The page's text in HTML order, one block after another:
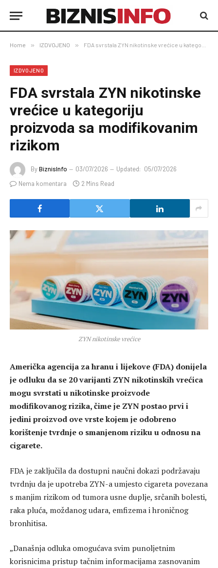
Home » IZDVOJENO » FDA svrstala ZYN nikotinske vrećice u kategoriju proizvoda sa modifikovanim rizikom
IZDVOJENO
FDA svrstala ZYN nikotinske
vrećice u kategoriju
proizvoda sa modifikovanim
rizikom
ByBiznisInfo 03/07/2026 Updated: 05/07/2026
Nema komentara
2 Mins Read
ZYN nikotinske vrećice
Američka agencija za hranu i lijekove (FDA) donijela
je odluku da se 20 varijanti ZYN nikotinskih vrećica
mogu svrstati u nikotinske proizvode
modifikovanog rizika, čime je ZYN postao prvi i
jedini proizvod ove vrste kojem je odobreno
korištenje tvrdnje o smanjenom riziku u odnosu na
cigarete.
FDA je zaključila da dostupni naučni dokazi podržavaju
tvrdnju da je upotreba ZYN-a umjesto cigareta povezana
s manjim rizikom od tumora usne duplje, srčanih bolesti,
raka pluća, moždanog udara, emfizema i hroničnog
bronhitisa.
„Današnja odluka omogućava svim punoljetnim
korisnicima pristup tačnim informacijama zasnovanim